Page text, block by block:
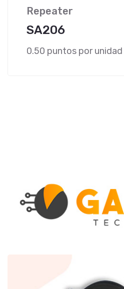
Repeater
SA206
0.50 puntos por unidad